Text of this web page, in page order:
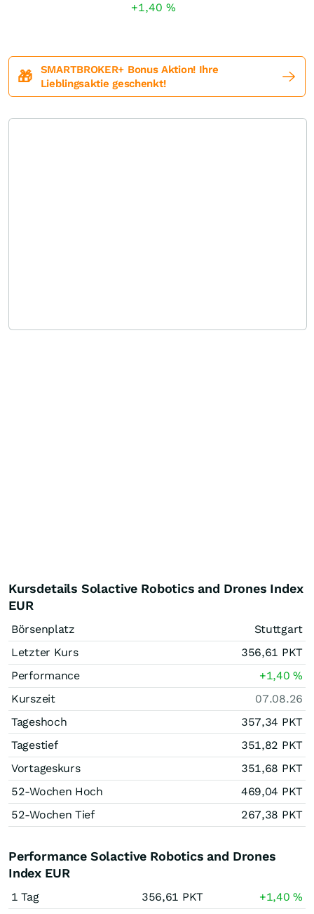
+1,40 %
🎁
SMARTBROKER+ Bonus Aktion! Ihre
Lieblingsaktie geschenkt!
Kursdetails Solactive Robotics and Drones Index
EUR
Börsenplatz
Stuttgart
Letzter Kurs
356,61 PKT
Performance
+1,40%
Kurszeit
07.08.26
Tageshoch
357,34 PKT
Tagestief
351,82 PKT
Vortageskurs
351,68 PKT
52-Wochen Hoch
469,04 PKT
52-Wochen Tief
267,38 PKT
Performance Solactive Robotics and Drones
Index EUR
1 Tag 356,61 PKT +1,40%